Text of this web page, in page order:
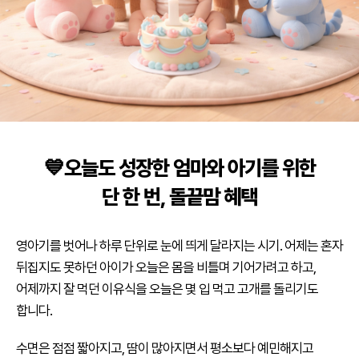
💙오늘도 성장한 엄마와 아기를 위한
단 한 번, 돌끝맘 혜택
영아기를 벗어나 하루 단위로 눈에 띄게 달라지는 시기. 어제는 혼자
뒤집지도 못하던 아이가 오늘은 몸을 비틀며 기어가려고 하고,
어제까지 잘 먹던 이유식을 오늘은 몇 입 먹고 고개를 돌리기도
합니다.
수면은 점점 짧아지고, 땀이 많아지면서 평소보다 예민해지고